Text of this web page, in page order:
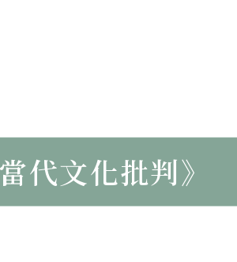
《世紀之思》
《中國哲學必須重
代文化批判》